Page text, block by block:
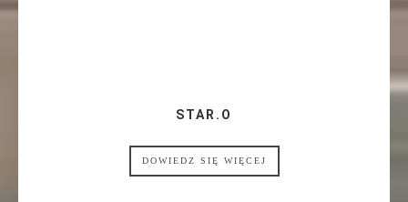
STAR.O
DOWIEDZ SIĘ WIĘCEJ